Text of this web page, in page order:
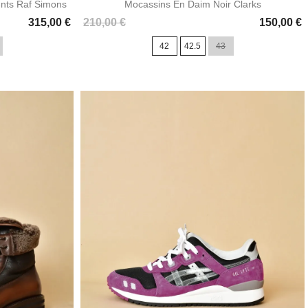
Raf Simons
315,00 €
Mocassins En Daim Noir Clarks
210,00 € 150,00 €
Prix
42 42.5 43